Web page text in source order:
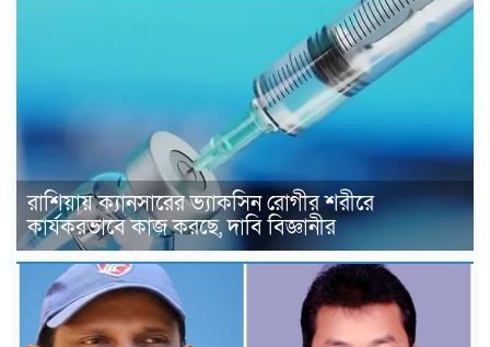
রাশিয়ায় ক্যানসারের ভ্যাকসিন রোগীর শরীরে
কার্যকরভাবে কাজ করছে, দাবি বিজ্ঞানীর